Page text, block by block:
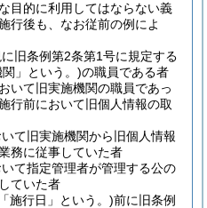
目的に利用してはならない義
行後も、なお従前の例によ
旧条例第2条第1号に規定する
」という。)の職員である者
いて旧実施機関の職員であっ
行前において旧個人情報の取
て旧実施機関から旧個人情報
務に従事していた者
て指定管理者が管理する公の
ていた者
施行日」という。)前に旧条例